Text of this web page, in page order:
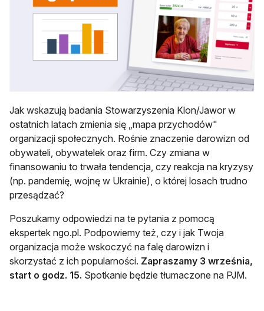
Jak wskazują badania Stowarzyszenia Klon/Jawor w
ostatnich latach zmienia się „mapa przychodów"
organizacji społecznych. Rośnie znaczenie darowizn od
obywateli, obywatelek oraz firm. Czy zmiana w
finansowaniu to trwała tendencja, czy reakcja na kryzysy
(np. pandemię, wojnę w Ukrainie), o której losach trudno
przesądzać?
Poszukamy odpowiedzi na te pytania z pomocą
ekspertek ngo.pl. Podpowiemy też, czy i jak Twoja
organizacja może wskoczyć na falę darowizn i
skorzystać z ich popularności. Zapraszamy 3 września,
start o godz. 15. Spotkanie będzie tłumaczone na PJM.